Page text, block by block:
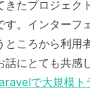
きたプロジェク
す。インターフ
ところから利用
にとても共感
で大規模